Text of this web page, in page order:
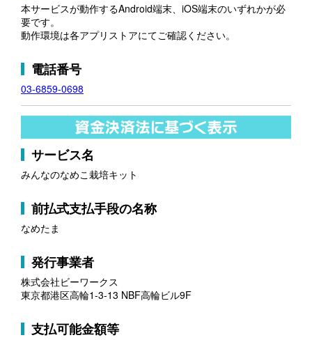
本サービスが動作するAndroid端末、iOS端末のいずれかが必
要です。
動作環境は各アプリストアにてご確認ください。
電話番号
03-6859-0698
サービス名
みんなのなめこ栽培キット
前払式支払手段の名称
なめたま
発行事業者
株式会社ビーワークス
東京都港区高輪1-3-13 NBF高輪ビル9F
支払可能金額等